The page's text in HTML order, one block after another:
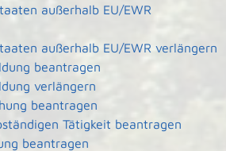
außerhalb EU/EWR
außerhalb EU/EWR verlängern
beantragen
verlängern
beantragen
Tätigkeit beantragen
beantragen